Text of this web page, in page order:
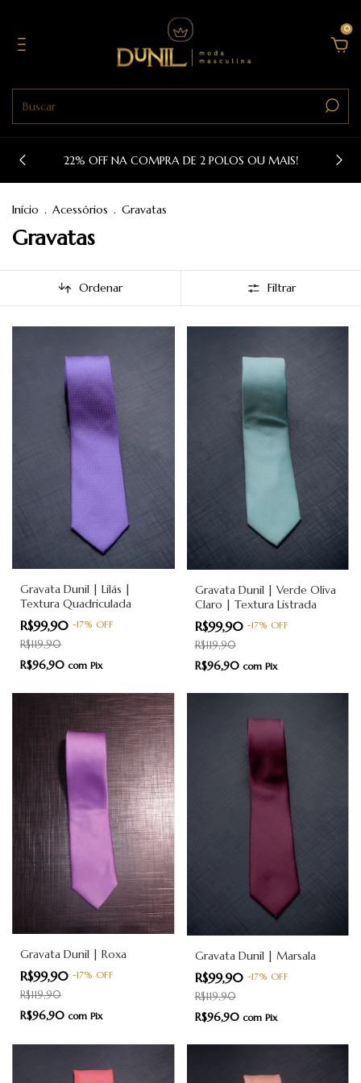
0
22% OFF NA COMPRA DE 2 POLOS OU MAIS!
Início . Acessórios . Gravatas
Gravatas
Ordenar Filtrar
Gravata Dunil | Lilás |
Textura Quadriculada
R$99,90 -17% OFF
R$119,90
R$96,90 com Pix
Gravata Dunil | Verde Oliva
Claro | Textura Listrada
R$99,90 -17% OFF
R$119,90
R$96,90 com Pix
Gravata Dunil | Roxa
R$99,90 -17% OFF
R$119,90
R$96,90 com Pix
Gravata Dunil | Marsala
R$99,90 -17% OFF
R$119,90
R$96,90 com Pix